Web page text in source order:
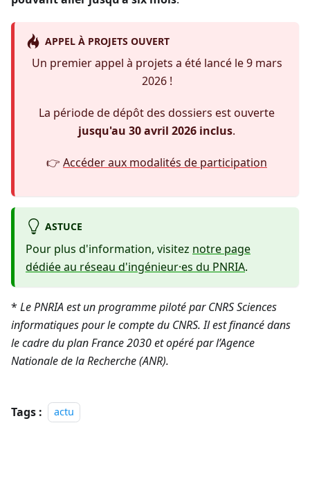
APPEL À PROJETS OUVERT
Un premier appel à projets a été lancé le 9 mars
2026 !
La période de dépôt des dossiers est ouverte
jusqu'au 30 avril 2026 inclus.
👉 Accéder aux modalités de participation
ASTUCE
Pour plus d'information, visitez notre page
dédiée au réseau d'ingénieur·es du PNRIA.
* Le PNRIA est un programme piloté par CNRS Sciences
informatiques pour le compte du CNRS. Il est financé dans
le cadre du plan France 2030 et opéré par l’Agence
Nationale de la Recherche (ANR).
Tags : actu